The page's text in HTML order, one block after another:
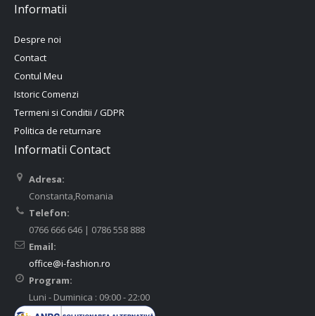
Informatii
Despre noi
Contact
Contul Meu
Istoric Comenzi
Termeni si Conditii / GDPR
Politica de returnare
Informatii Contact
Adresa:
Constanta,Romania
Telefon:
0766 666 646 | 0786 558 888
Email:
office@i-fashion.ro
Program:
Luni - Duminica : 09:00 - 22:00